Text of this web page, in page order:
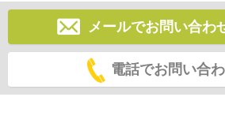
メールでお問い合わ
電話でお問い合